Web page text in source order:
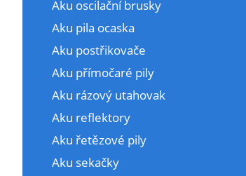
Aku oscilační brusky
Aku pila ocaska
Aku postřikovače
Aku přímočaré pily
Aku rázový utahovak
Aku reflektory
Aku řetězové pily
Aku sekačky